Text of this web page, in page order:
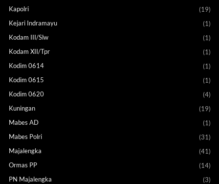
Kapolri
(19)
Kejari Indramayu
(1)
Kodam III/Slw
(1)
Kodam XII/Tpr
(1)
Kodim 0614
(1)
Kodim 0615
(1)
Kodim 0620
(4)
Kuningan
(19)
Mabes AD
(1)
Mabes Polri
(31)
Majalengka
(41)
Ormas PP
(14)
PN Majalengka
(3)